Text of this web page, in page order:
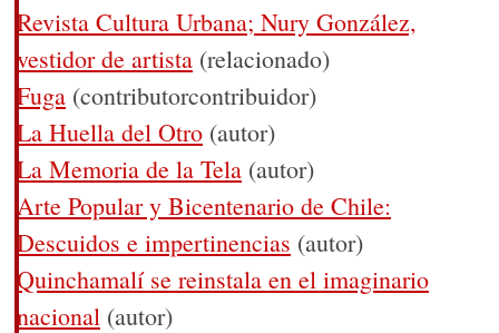
Revista Cultura Urbana; Nury González,
vestidor de artista (relacionado)
Fuga (contributorcontribuidor)
La Huella del Otro (autor)
La Memoria de la Tela (autor)
Arte Popular y Bicentenario de Chile:
Descuidos e impertinencias (autor)
Quinchamalí se reinstala en el imaginario
nacional (autor)